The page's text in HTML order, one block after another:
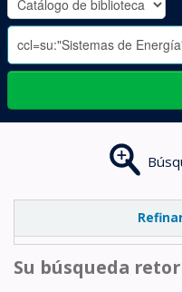
-
Su búsqueda